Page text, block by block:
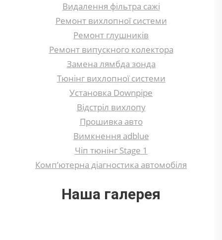
Видалення фільтра сажі
Ремонт вихлопної системи
Ремонт глушників
Ремонт випускного колектора
Замена лямбда зонда
Тюнінг вихлопної системи
Установка Downpipe
Відстріл вихлопу
Прошивка авто
Вимкнення adblue
Чіп тюнінг Stage 1
Комп’ютерна діагностика автомобіля
Наша галерея